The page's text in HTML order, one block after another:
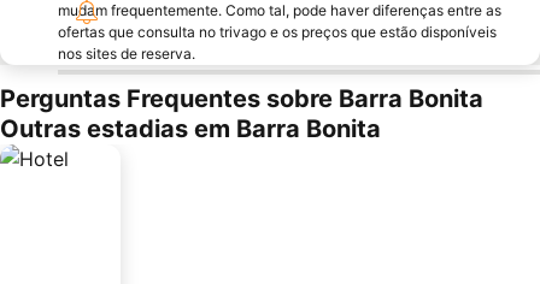
mudam frequentemente. Como tal, pode haver diferenças entre as
ofertas que consulta no trivago e os preços que estão disponíveis
nos sites de reserva.
Perguntas Frequentes sobre Barra Bonita
Outras estadias em Barra Bonita